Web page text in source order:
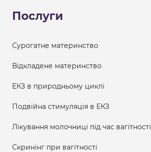
Послуги
Сурогатне материнство
Відкладене материнство
ЕКЗ в природньому циклі
Подвійна стимуляція в ЕКЗ
Лікування молочниці під час вагітності
Скринінг при вагітності